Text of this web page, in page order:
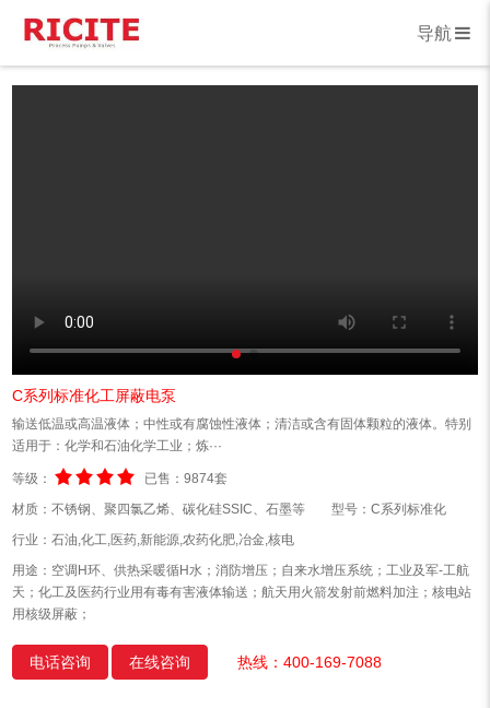
导航
C系列标准化工屏蔽电泵
输送低温或高温液体；中性或有腐蚀性液体；清洁或含有固体颗粒的液体。特别
适用于：化学和石油化学工业；炼···
等级：
已售：9874套
材质：不锈钢、聚四氯乙烯、碳化硅SSIC、石墨等
型号：C系列标准化
行业：石油,化工,医药,新能源,农药化肥,冶金,核电
用途：空调H环、供热采暖循H水；消防增压；自来水增压系统；工业及军-工航
天；化工及医药行业用有毒有害液体输送；航天用火箭发射前燃料加注；核电站
用核级屏蔽；
电话咨询 在线咨询 热线：400-169-7088